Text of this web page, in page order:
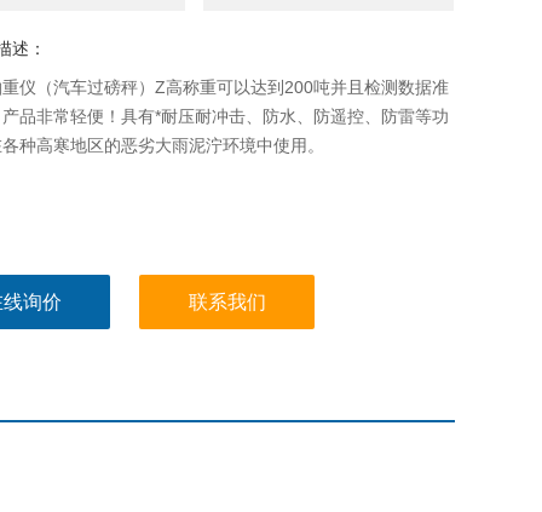
述：
仪（汽车过磅秤）Z高称重可以达到200吨并且检测数据准
品非常轻便！具有*耐压耐冲击、防水、防遥控、防雷等功
种高寒地区的恶劣大雨泥泞环境中使用。
询价 联系我们